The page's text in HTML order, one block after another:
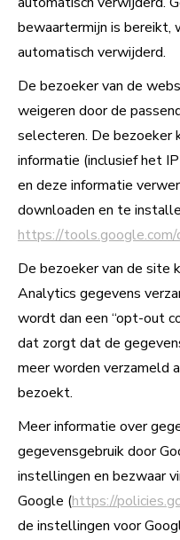
bewaartermijn is bereikt,
automatisch verwijderd.
De bezoeker van de
weigeren door de
selecteren. De bezoeker
informatie (inclusief het
en deze informatie
downloaden en te
https://
De bezoeker van de site
Analytics gegevens
wordt dan een “opt-out
dat zorgt dat de
meer worden verzameld
bezoekt.
Meer informatie over
gegevensgebruik door
instellingen en bezwaar
Google (https://
de instellingen voor